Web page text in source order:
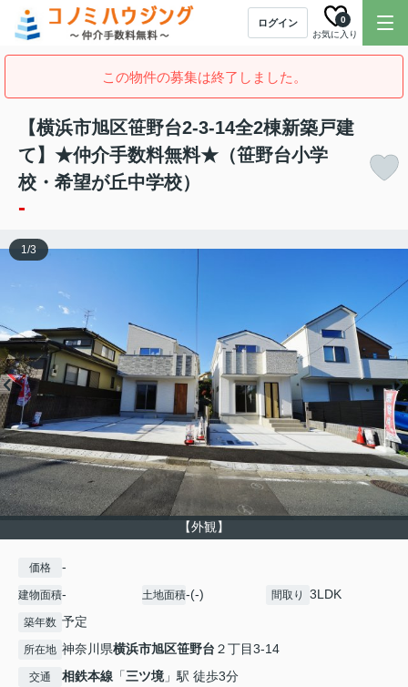
ログイン
お気に入り
0
この物件の募集は終了しました。
【横浜市旭区笹野台2-3-14全2棟新築戸建
て】★仲介手数料無料★（笹野台小学
校・希望が丘中学校）
-
【外観】
1/3
価格 -
建物面積- 土地面積-(-) 間取り 3LDK
築年数 予定
所在地 神奈川県横浜市旭区笹野台 ２丁目3-14
交通 相鉄本線 「三ツ境」駅 徒歩3分